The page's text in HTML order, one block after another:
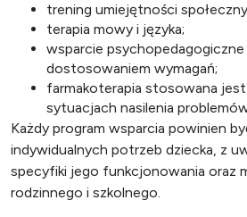
trening umiejętności
terapia mowy i języka;
wsparcie psychopedagogiczne
dostosowaniem wymagań;
farmakoterapia stosowana
sytuacjach nasilenia
Każdy program wsparcia powinien
indywidualnych potrzeb dziecka, z
specyfiki jego funkcjonowania oraz
rodzinnego i szkolnego.